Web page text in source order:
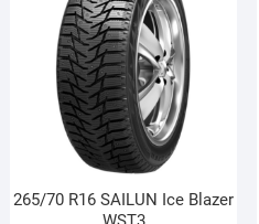
265/70 R16 SAILUN Ice Blazer